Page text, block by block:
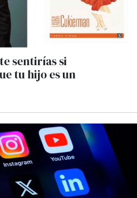
sentirías si
tu hijo es un